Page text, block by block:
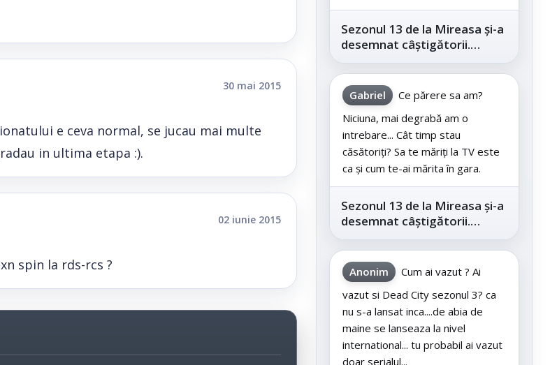
30 mai 2015
e ceva normal, se jucau mai multe
in ultima etapa :).
02 iunie 2015
spin la rds-rcs ?
Sezonul 13 de la Mireasa și-a
desemnat câștigătorii.
Telespectatorii au decis care
este...
Gabriel
Ce părere sa am?
Niciuna, mai degrabă am o
intrebare... Cât timp stau
căsătoriți? Sa te măriți la TV este
ca și cum te-ai mărita în gara.
Sezonul 13 de la Mireasa și-a
desemnat câștigătorii.
Telespectatorii au decis care
este...
Anonim
Cum ai vazut ? Ai
vazut si Dead City sezonul 3? ca
nu s-a lansat inca....de abia de
maine se lanseaza la nivel
international... tu probabil ai vazut
doar serialul...